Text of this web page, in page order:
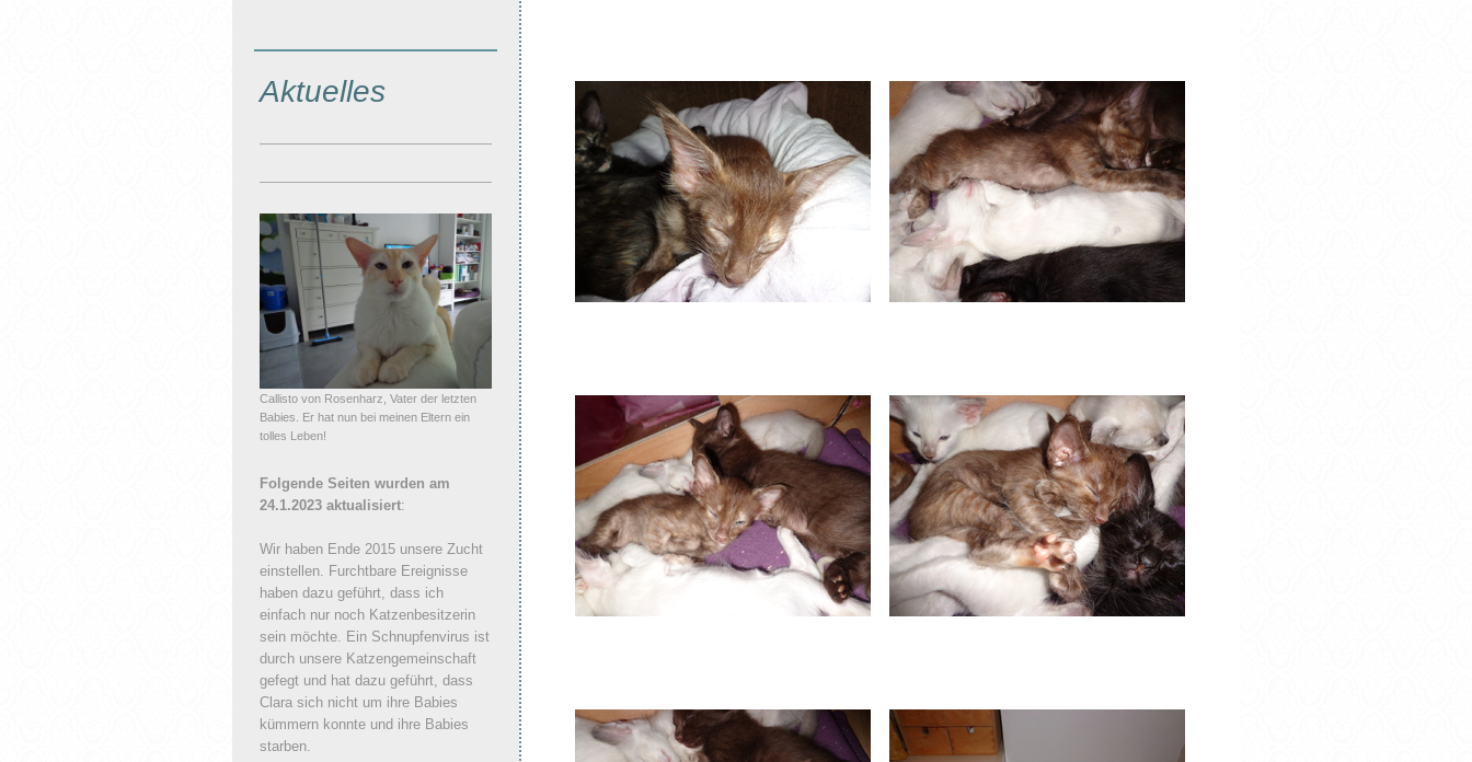
Aktuelles
Callisto von Rosenharz, Vater der letzten
Babies. Er hat nun bei meinen Eltern ein
tolles Leben!
Folgende Seiten wurden am
24.1.2023 aktualisiert:
Wir haben Ende 2015 unsere Zucht
einstellen. Furchtbare Ereignisse
haben dazu geführt, dass ich
einfach nur noch Katzenbesitzerin
sein möchte. Ein Schnupfenvirus ist
durch unsere Katzengemeinschaft
gefegt und hat dazu geführt, dass
Clara sich nicht um ihre Babies
kümmern konnte und ihre Babies
starben.